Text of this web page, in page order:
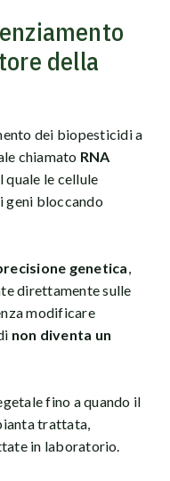
della
dei biopesticidi a
chiamato RNA
quale le cellule
geni bloccando
genetica,
direttamente sulle
modificare
non diventa un
fino a quando il
trattata,
in laboratorio.